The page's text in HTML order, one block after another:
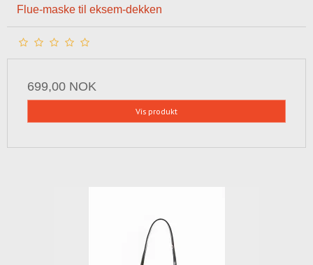
Flue-maske til eksem-dekken
699,00 NOK
Vis produkt